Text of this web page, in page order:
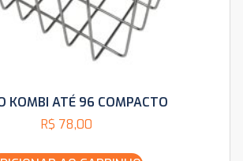
KOMBI ATÉ 96 COMPACTO
R$ 78,00